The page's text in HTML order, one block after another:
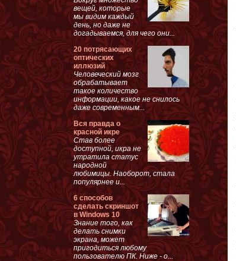
вещей, которые
мы видим каждый
день, но даже не
догадываемся, для чего они...
20 потрясающих
оптических
иллюзий
Человеческий мозг
обрабатывает
такое количество
информации, какое не снилось
даже современным...
Вся правда о
красной икре
Став более
доступной, икра не
утратила статус
народной
любимицы. Наоборот, стала
популярнее и...
6 способов
сделать скриншот
в Windows 10
Знание того, как
делать снимки
экрана, может
пригодиться любому
пользователю ПК. Ниже - о...